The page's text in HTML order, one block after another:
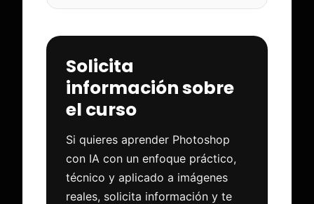
Solicita
información sobre
el curso
Si quieres aprender Photoshop
con IA con un enfoque práctico,
técnico y aplicado a imágenes
reales, solicita información y te